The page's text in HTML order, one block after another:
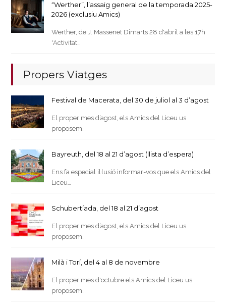
“Werther”, l’assaig general de la temporada 2025-
2026 (exclusiu Amics)
Werther, de J. Massenet Dimarts 28 d'abril a les 17h
*Activitat…
Propers Viatges
Festival de Macerata, del 30 de juliol al 3 d’agost
El proper mes d’agost, els Amics del Liceu us
proposem…
Bayreuth, del 18 al 21 d’agost (llista d’espera)
Ens fa especial il·lusió informar-vos que els Amics del
Liceu…
Schubertíada, del 18 al 21 d’agost
El proper mes d’agost, els Amics del Liceu us
proposem…
Milà i Torí, del 4 al 8 de novembre
El proper mes d'octubre els Amics del Liceu us
proposem…